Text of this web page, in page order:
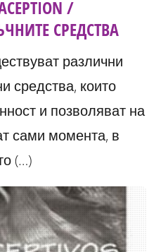
/
СРЕДСТВА
различни
средства, които
и позволяват на
сами момента, в
(…)